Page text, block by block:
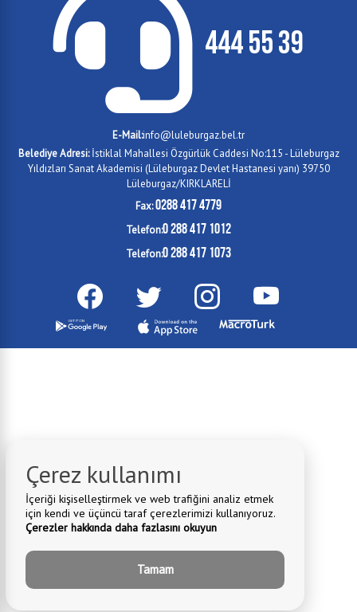
444 55 39
E-Mail:info@luleburgaz.bel.tr
Belediye Adresi:İstiklal Mahallesi Özgürlük Caddesi No:115 - Lüleburgaz
Yıldızları Sanat Akademisi (Lüleburgaz Devlet Hastanesi yanı) 39750
Lüleburgaz/KIRKLARELİ
Fax:0288 417 4779
Telefon:0 288 417 1012
Telefon:0 288 417 1073
Çerez kullanımı
İçeriği kişiselleştirmek ve web trafiğini analiz etmek
için kendi ve üçüncü taraf çerezlerimizi kullanıyoruz.
Çerezler hakkında daha fazlasını okuyun
Tamam